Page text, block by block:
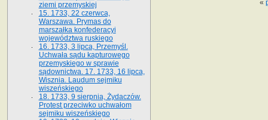
«
ziemi przemyskiej
15. 1733, 22 czerwca,
Warszawa. Prymas do
marszałka konfederacyi
województwa ruskiego
16. 1733, 3 lipca, Przemyśl.
Uchwała sądu kapturowego
przemyskiego w sprawie
sądownictwa. 17. 1733, 16 lipca,
Wisznia. Laudum sejmiku
wiszeńskiego
18. 1733, 9 sierpnia, Żydaczów.
Protest przeciwko uchwałom
sejmiku wiszeńskiego